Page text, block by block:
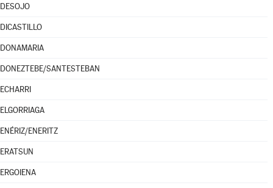
DESOJO
DICASTILLO
DONAMARIA
DONEZTEBE/SANTESTEBAN
ECHARRI
ELGORRIAGA
ENÉRIZ/ENERITZ
ERATSUN
ERGOIENA